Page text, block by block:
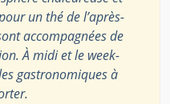
un thé de l’après-
accompagnées de
À midi et le week-
gastronomiques à